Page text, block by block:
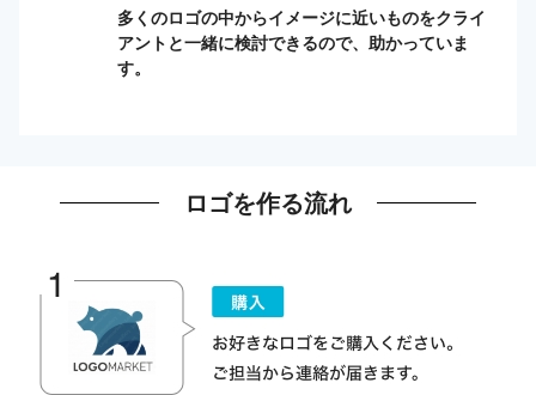
多くのロゴの中からイメージに近いものをクライ
アントと一緒に検討できるので、助かっていま
す。
ロゴを作る流れ